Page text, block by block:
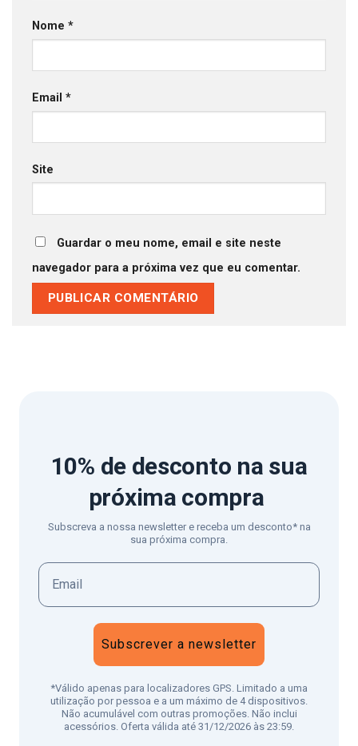
Nome *
Email *
Site
Guardar o meu nome, email e site neste
navegador para a próxima vez que eu comentar.
10% de desconto na sua
próxima compra
Subscreva a nossa newsletter e receba um desconto* na
sua próxima compra.
Subscrever a newsletter
*Válido apenas para localizadores GPS. Limitado a uma
utilização por pessoa e a um máximo de 4 dispositivos.
Não acumulável com outras promoções. Não inclui
acessórios. Oferta válida até 31/12/2026 às 23:59.